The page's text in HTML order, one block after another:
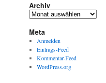
Archiv
Archiv
Meta
Anmelden
Eintrags-Feed
Kommentar-Feed
WordPress.org